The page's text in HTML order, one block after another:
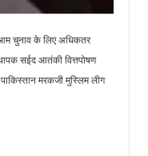
चुनाव के लिए अधिकतर
सईद आतंकी वित्तपोषण
मरकजी मुस्लिम लीग
IND Vs AFG: अक्षर पटेल
ऑफ द…